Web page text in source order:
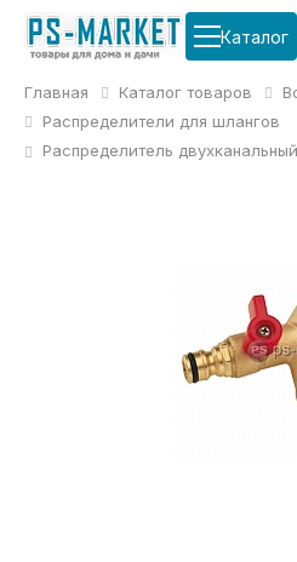
Каталог
Главная Каталог товаров
Распределители для шлангов
Распределитель